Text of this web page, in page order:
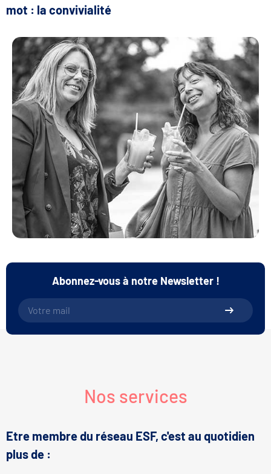
mot : la convivialité
Abonnez-vous à notre Newsletter !
Nos services
Etre membre du réseau ESF, c'est au quotidien
plus de :